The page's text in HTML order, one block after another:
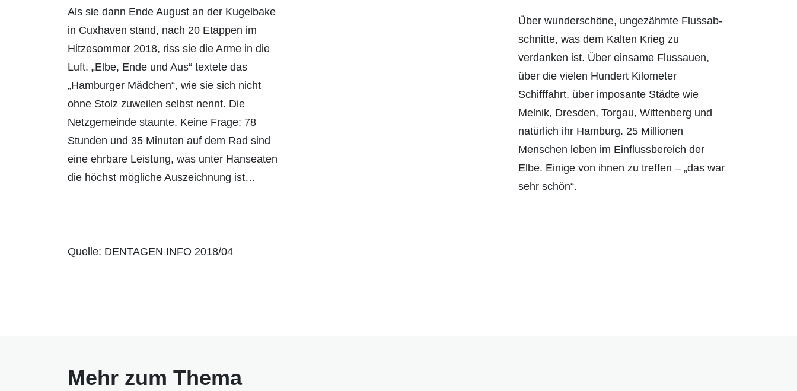
Als sie dann Ende August an der Kugelbake
in Cuxhaven stand, nach 20 Etappen im
Hitzesommer 2018, riss sie die Arme in die
Luft. „Elbe, Ende und Aus“ textete das
„Hamburger Mädchen“, wie sie sich nicht
ohne Stolz zuweilen selbst nennt. Die
Netzgemeinde staunte. Keine Frage: 78
Stunden und 35 Minuten auf dem Rad sind
eine ehrbare Leistung, was unter Hanseaten
die höchst mögliche Auszeichnung ist…
Über wunderschöne, ungezähmte Flussab­
schnitte, was dem Kalten Krieg zu
verdanken ist. Über einsame Fluss­auen,
über die vielen Hundert Kilometer
Schifffahrt, über imposante Städte wie
Melnik, Dresden, Torgau, Wittenberg und
natürlich ihr Hamburg. 25 Millionen
Menschen leben im Einfluss­bereich der
Elbe. Einige von ihnen zu treffen – „das war
sehr schön“.
Quelle: DENTAGEN INFO 2018/04
Mehr zum Thema